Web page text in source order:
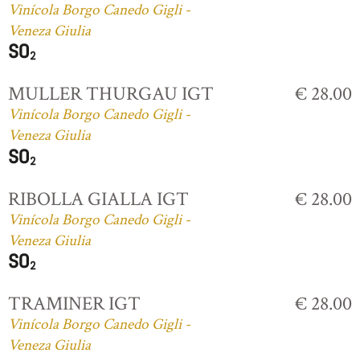
Vinícola Borgo Canedo Gigli -
Veneza Giulia
MULLER THURGAU IGT
Vinícola Borgo Canedo Gigli -
Veneza Giulia
€ 28.00
RIBOLLA GIALLA IGT
Vinícola Borgo Canedo Gigli -
Veneza Giulia
€ 28.00
TRAMINER IGT
Vinícola Borgo Canedo Gigli -
Veneza Giulia
€ 28.00